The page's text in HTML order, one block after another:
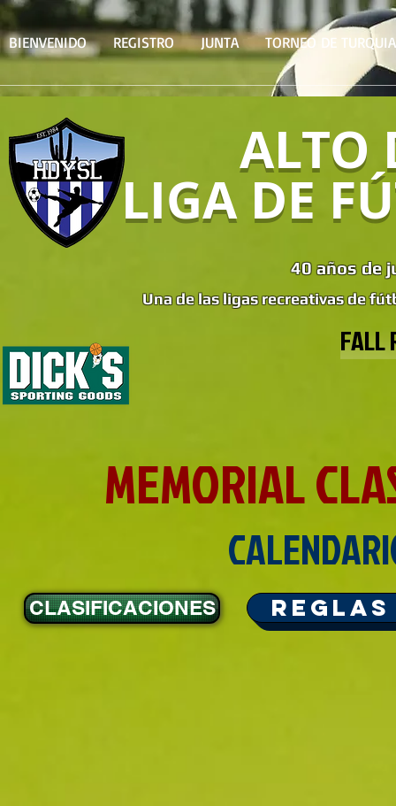
BIENVENIDO REGISTRO JUNTA TORNEO DE TURQUIA
ALTO
LIGA DE
40 años de
Una de las ligas recreativas de
FALL
MEMORIAL
CLASIFICACIONES